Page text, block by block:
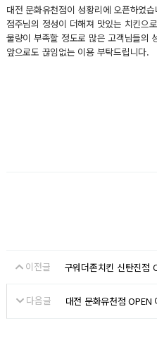
대전 문화유천점이 성황리에 오픈하였습
점주님의 정성이 더해져 맛있는 치킨으
물량이 부족할 정도로 많은 고객님들의
앞으로도 끊임없는 이용 부탁드립니다.
이전글 구워더존치킨 신탄진점
다음글 대전 문화유천점 OPEN